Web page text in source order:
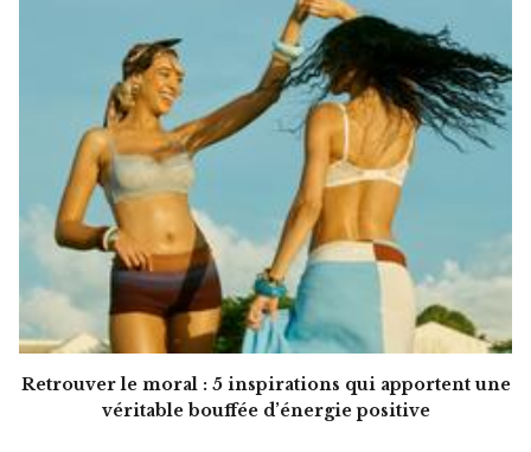
Retrouver le moral : 5 inspirations qui apportent une
véritable bouffée d’énergie positive